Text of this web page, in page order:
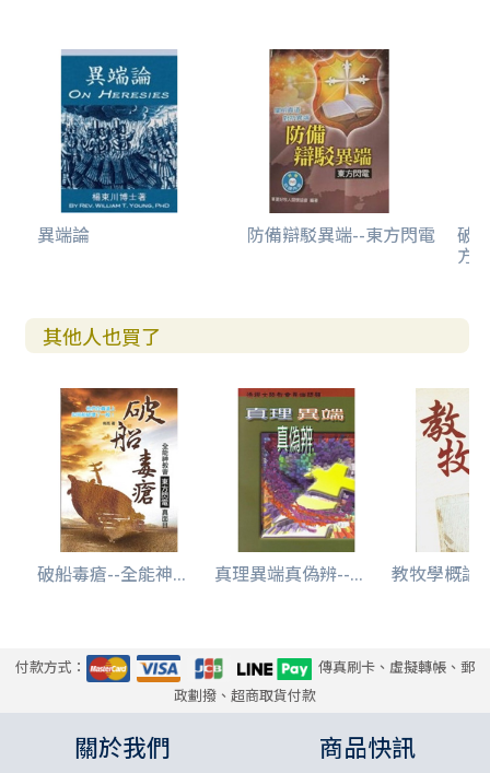
異端論 防備辯駁異端--東方閃電 破
方
其他人也買了
破船毒瘡--全能神... 真理異端真偽辨--... 教牧學概論
付款方式：
傳真刷卡、虛擬轉帳、郵
政劃撥、超商取貨付款
關於我們 商品快訊